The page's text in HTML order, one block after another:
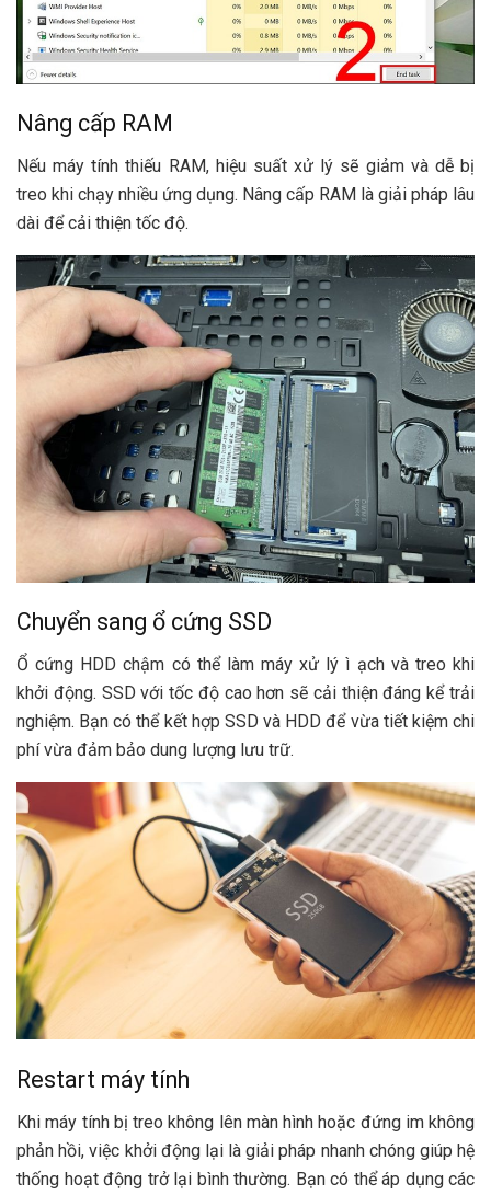
Nâng cấp RAM
Nếu máy tính thiếu RAM, hiệu suất xử lý sẽ giảm và dễ bị
treo khi chạy nhiều ứng dụng. Nâng cấp RAM là giải pháp lâu
dài để cải thiện tốc độ.
Chuyển sang ổ cứng SSD
Ổ cứng HDD chậm có thể làm máy xử lý ì ạch và treo khi
khởi động. SSD với tốc độ cao hơn sẽ cải thiện đáng kể trải
nghiệm. Bạn có thể kết hợp SSD và HDD để vừa tiết kiệm chi
phí vừa đảm bảo dung lượng lưu trữ.
Restart máy tính
Khi máy tính bị treo không lên màn hình hoặc đứng im không
phản hồi, việc khởi động lại là giải pháp nhanh chóng giúp hệ
thống hoạt động trở lại bình thường. Bạn có thể áp dụng các